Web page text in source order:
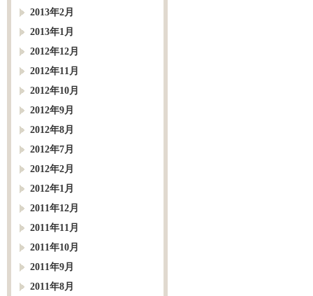
2013年2月
2013年1月
2012年12月
2012年11月
2012年10月
2012年9月
2012年8月
2012年7月
2012年2月
2012年1月
2011年12月
2011年11月
2011年10月
2011年9月
2011年8月